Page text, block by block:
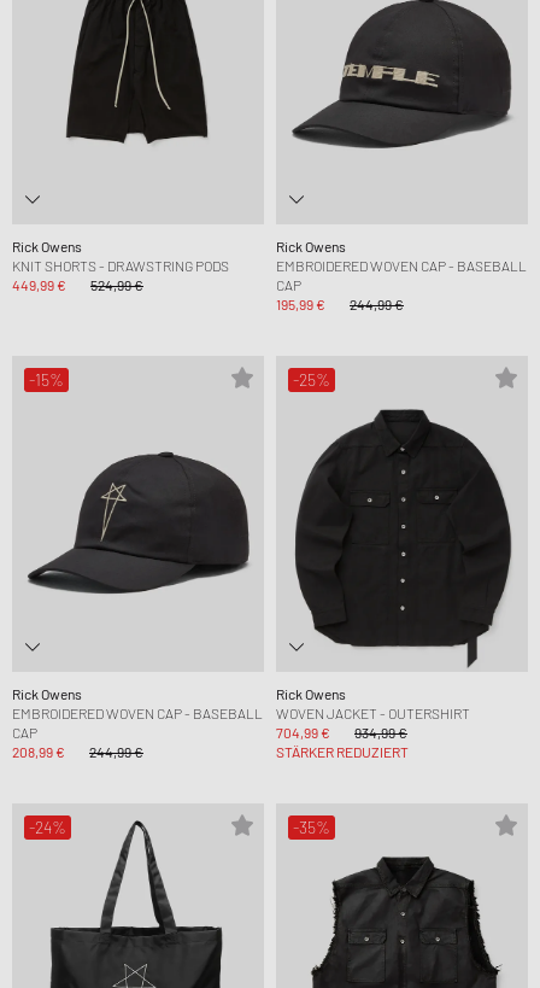
Rick Owens
KNIT SHORTS - DRAWSTRING PODS
449,99 €
524,99 €
Rick Owens
EMBROIDERED WOVEN CAP - BASEBALL
CAP
195,99 €
244,99 €
-15%
Rick Owens
EMBROIDERED WOVEN CAP - BASEBALL
CAP
208,99 €
244,99 €
-25%
Rick Owens
WOVEN JACKET - OUTERSHIRT
704,99 €
934,99 €
STÄRKER REDUZIERT
-24% -35%